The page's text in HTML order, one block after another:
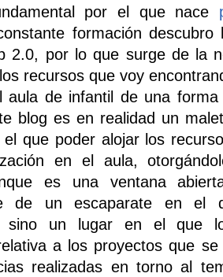
por el que nace
formación descubro
2.0, por lo que surge de la
recursos que voy
aula de infantil de una
blog es en realidad un
que poder alojar los
en el aula,
es una ventana
de un escaparate en
sino un lugar en el que
a los proyectos que
realizadas en torno al